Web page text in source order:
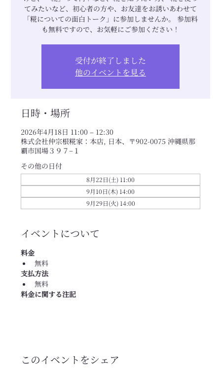
てみたいなど、初心者の方や、お友達をお誘いあわせて
「糀についての面白トーク」に参加しませんか。 参加料
も無料ですので、お気軽にご参加ください！
受付が終了しました
他のイベントを見る
日時・場所
2026年4月18日 11:00 – 12:30
株式会社仲宗根糀家：本店, 日本、〒902-0075 沖縄県那
覇市国場３９７−１
その他の日付
8月22日(土) 11:00
9月10日(木) 14:00
9月29日(火) 14:00
イベントについて
料金
無料
支払方法
無料
料金に関する注記
このイベントをシェア